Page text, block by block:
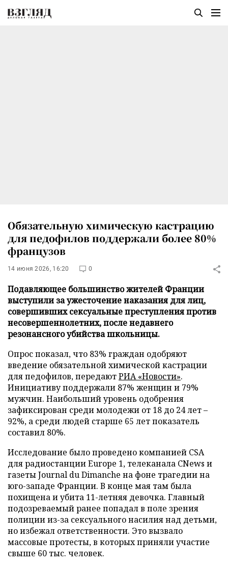
Обязательную химическую кастрацию
для педофилов поддержали более 80%
французов
14 июня 2026, 16:20 0
Подавляющее большинство жителей Франции
выступили за ужесточение наказания для лиц,
совершивших сексуальные преступления против
несовершеннолетних, после недавнего
резонансного убийства школьницы.
Опрос показал, что 83% граждан одобряют
введение обязательной химической кастрации
для педофилов, передаютРИА «Новости».
Инициативу поддержали 87% женщин и 79%
мужчин. Наибольший уровень одобрения
зафиксирован среди молодежи от 18 до 24 лет –
92%, а среди людей старше 65 лет показатель
составил 80%.
Исследование было проведено компанией CSA
для радиостанции Europe 1, телеканала CNews и
газеты Journal du Dimanche на фоне трагедии на
юго-западе Франции. В конце мая там была
похищена и убита 11-летняя девочка. Главный
подозреваемый ранее попадал в поле зрения
полиции из-за сексуального насилия над детьми,
но избежал ответственности. Это вызвало
массовые протесты, в которых приняли участие
свыше 60 тыс. человек.